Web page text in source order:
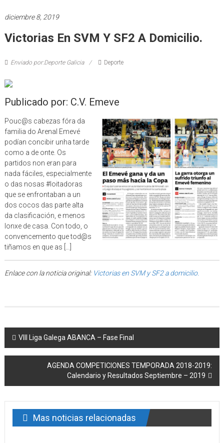
diciembre 8, 2019
Victorias En SVM Y SF2 A Domicilio.
Enviado por:Deporte Galicia Deporte
Publicado por: C.V. Emeve
Pouc@s cabezas fóra da
familia do Arenal Emevé
podían concibir unha tarde
como a de onte. Os
partidos non eran para
nada fáciles, especialmente
o das nosas #loitadoras
que se enfrontaban a un
dos cocos das parte alta
da clasificación, e menos
lonxe de casa. Con todo, o
convencemento que tod@s
tiñamos en que as […]
Enlace con la noticia original: Victorias en SVM y SF2 a domicilio.
Post navigation
VIII Liga Galega ABANCA – Fase Final
AGENDA COMPETICIONES TEMPORADA 2018-2019:
Calendario y Resultados Septiembre – 2019
Mas noticias relacionadas